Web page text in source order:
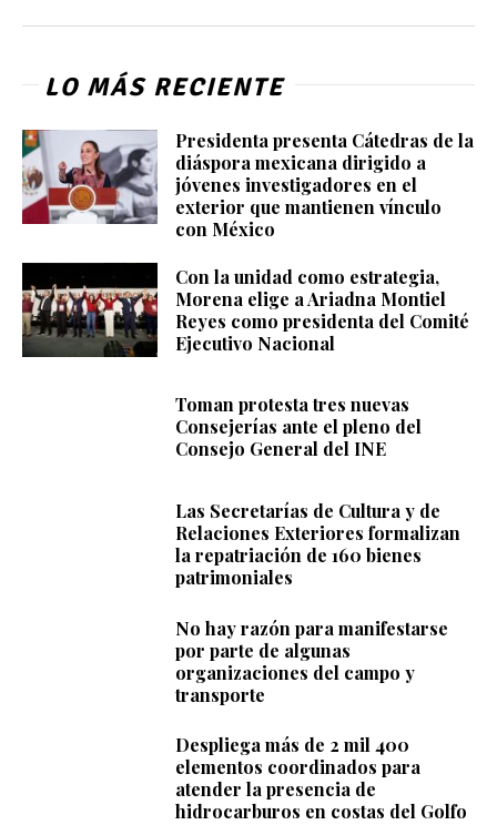
LO MÁS RECIENTE
Presidenta presenta Cátedras de la
diáspora mexicana dirigido a
jóvenes investigadores en el
exterior que mantienen vínculo
con México
Con la unidad como estrategia,
Morena elige a Ariadna Montiel
Reyes como presidenta del Comité
Ejecutivo Nacional
Toman protesta tres nuevas
Consejerías ante el pleno del
Consejo General del INE
Las Secretarías de Cultura y de
Relaciones Exteriores formalizan
la repatriación de 160 bienes
patrimoniales
No hay razón para manifestarse
por parte de algunas
organizaciones del campo y
transporte
Despliega más de 2 mil 400
elementos coordinados para
atender la presencia de
hidrocarburos en costas del Golfo